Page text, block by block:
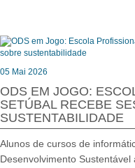
05 Mai 2026
ODS EM JOGO:
SETÚBAL RECEBE
SUSTENTABILIDADE
Alunos de cursos de
Desenvolvimento